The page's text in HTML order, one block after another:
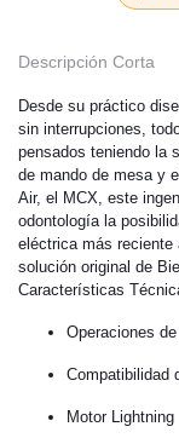
Descripción Corta
Desde su práctico
sin interrupciones,
pensados teniendo la
de mando de mesa y
Air, el MCX, este
odontología la
eléctrica más
solución original de
Características
Operaciones
Compatibilidad
Motor Lightning